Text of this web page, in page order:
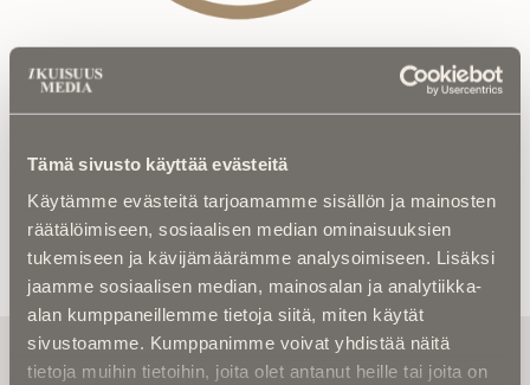
Tämä sivusto käyttää evästeitä
Käytämme evästeitä tarjoamamme sisällön ja mainosten
räätälöimiseen, sosiaalisen median ominaisuuksien
tukemiseen ja kävijämäärämme analysoimiseen. Lisäksi
jaamme sosiaalisen median, mainosalan ja analytiikka-
alan kumppaneillemme tietoja siitä, miten käytät
sivustoamme. Kumppanimme voivat yhdistää näitä
tietoja muihin tietoihin, joita olet antanut heille tai joita on
1kk tilaus
6,99€
Tilaa uutiskirje - Pääset heti parhaiden
artikkelien pariin!